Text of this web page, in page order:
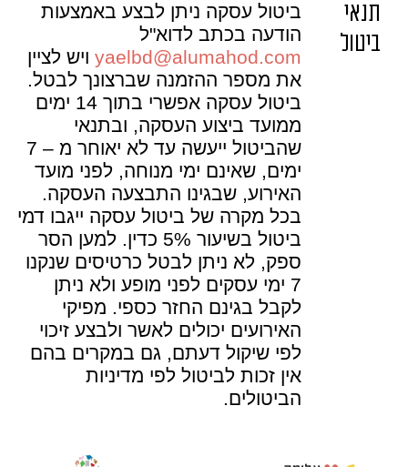
תנאי
ביטול
ביטול עסקה ניתן לבצע באמצעות
הודעה בכתב לדוא"ל
yaelbd@alumahod.com ויש לציין
את מספר ההזמנה שברצונך לבטל.
ביטול עסקה אפשרי בתוך 14 ימים
ממועד ביצוע העסקה, ובתנאי
שהביטול ייעשה עד לא יאוחר מ – 7
ימים, שאינם ימי מנוחה, לפני מועד
האירוע, שבגינו התבצעה העסקה.
בכל מקרה של ביטול עסקה ייגבו דמי
ביטול בשיעור 5% כדין. למען הסר
ספק, לא ניתן לבטל כרטיסים שנקנו
7 ימי עסקים לפני מופע ולא ניתן
לקבל בגינם החזר כספי. מפיקי
האירועים יכולים לאשר ולבצע זיכוי
לפי שיקול דעתם, גם במקרים בהם
אין זכות לביטול לפי מדיניות
הביטולים.